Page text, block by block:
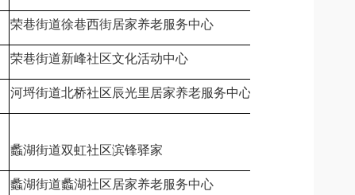
荣巷街道徐巷西街居家养老服务中心
荣巷街道新峰社区文化活动中心
河埒街道北桥社区辰光里居家养老服务中心
蠡湖街道双虹社区滨锋驿家
蠡湖街道蠡湖社区居家养老服务中心